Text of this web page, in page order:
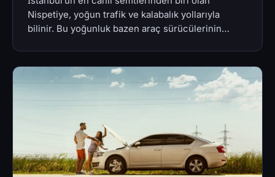
Nispetiye, yoğun trafik ve kalabalık yollarıyla
bilinir. Bu yoğunluk bazen araç sürücülerinin…